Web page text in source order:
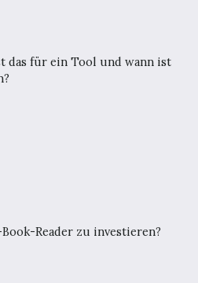
das für ein Tool und wann ist
Reader zu investieren?